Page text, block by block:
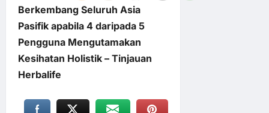
Berkembang Seluruh Asia
Pasifik apabila 4 daripada 5
Pengguna Mengutamakan
Kesihatan Holistik – Tinjauan
Herbalife